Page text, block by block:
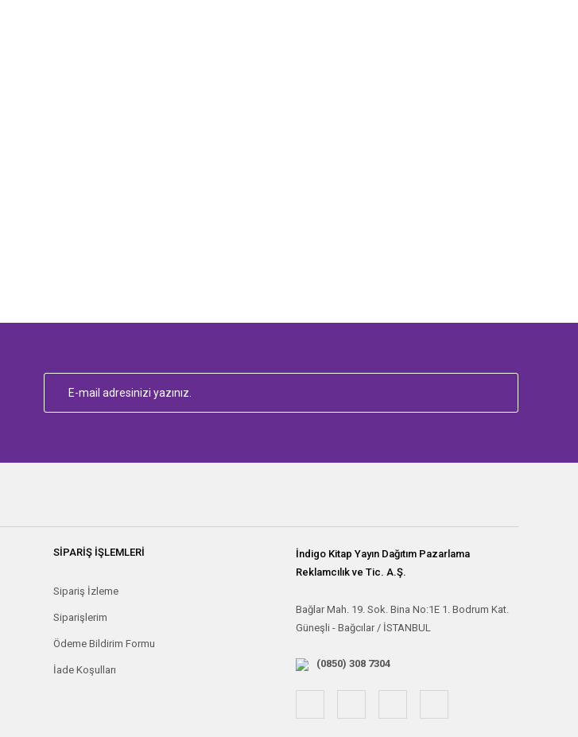
SİPARİŞ İŞLEMLERİ
Sipariş İzleme
Siparişlerim
Ödeme Bildirim Formu
İade Koşulları
İndigo Kitap Yayın Dağıtım Pazarlama
Reklamcılık ve Tic. A.Ş.
Bağlar Mah. 19. Sok. Bina No:1E 1. Bodrum Kat.
Güneşli - Bağcılar / İSTANBUL
(0850) 308 7304